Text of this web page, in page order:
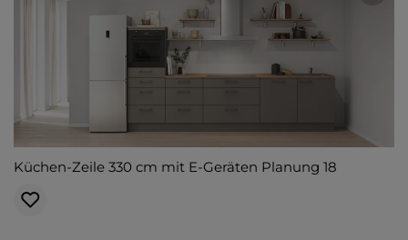
Küchen-Zeile 330 cm mit E-Geräten Planung 18